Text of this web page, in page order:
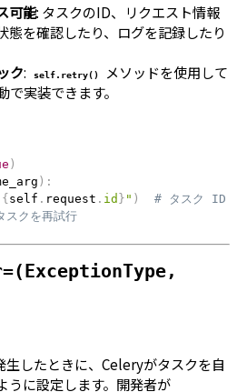
可能: タスクのID、リクエスト情報
態を確認したり、ログを記録したり
ク: self.retry()
メソッドを使用して
実装できます。
)
) :
{ self . request . id } " )
# タスク ID
スクを再試行
生したときに、Celeryがタスクを自
うに設定します。開発者が